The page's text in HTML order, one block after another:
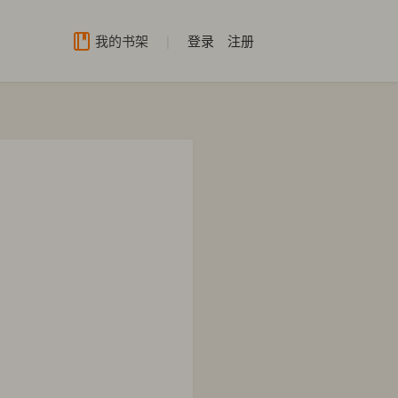
我的书架 登录 注册